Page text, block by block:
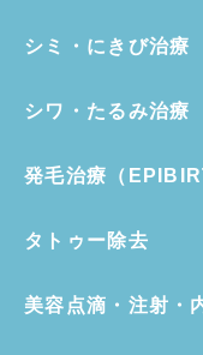
シミ・にきび治療
シワ・たるみ治療
発毛治療（
タトゥー除去
美容点滴・注射・